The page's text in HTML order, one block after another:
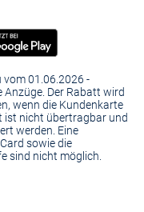
vom 01.06.2026 -
Der Rabatt wird
wenn die Kundenkarte
ist nicht übertragbar und
werden. Eine
sowie die
sind nicht möglich.